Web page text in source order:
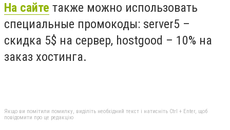
На сайте также можно использовать
специальные промокоды: server5 –
скидка 5$ на сервер, hostgood – 10% на
заказ хостинга.
Якщо ви помітили помилку, виділіть необхідний текст і натисніть Ctrl + Enter, щоб
повідомити про це редакцію